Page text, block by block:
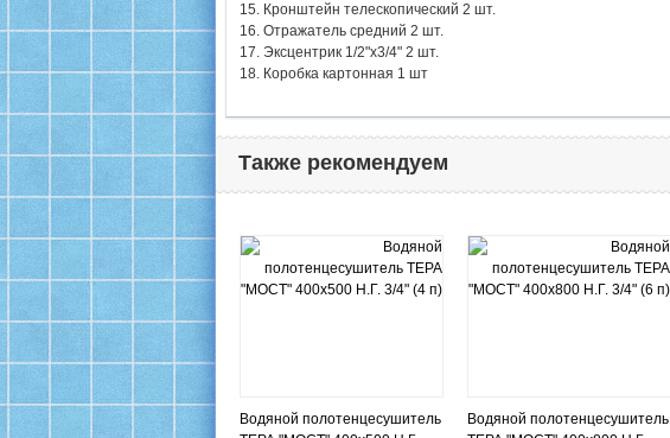
15. Кронштейн телескопический 2 шт.
16. Отражатель средний 2 шт.
17. Эксцентрик 1/2"х3/4" 2 шт.
18. Коробка картонная 1 шт
Также рекомендуем
Водяной полотенцесушитель
Водяной полотенцесушитель